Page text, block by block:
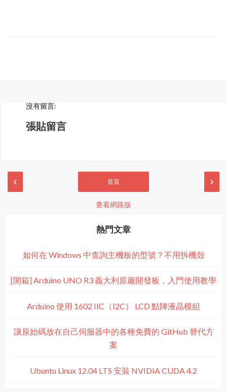
沒有留言:
張貼留言
‹ ›
首頁
查看網路版
熱門文章
如何在 Windows 中查詢主機板的型號？不用拆機殼
[開箱] Arduino UNO R3 義大利原廠開發板，入門使用教學
Arduino 使用 1602 IIC（I2C） LCD 點陣液晶模組
讓原始碼放在自己伺服器中的各種免費的 GitHub 替代方
案
Ubuntu Linux 12.04 LTS 安裝 NVIDIA CUDA 4.2